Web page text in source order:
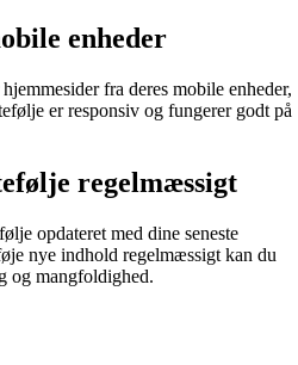
enheder
fra deres mobile enheder,
er responsiv og fungerer godt på
regelmæssigt
opdateret med dine seneste
nye indhold regelmæssigt kan du
og mangfoldighed.